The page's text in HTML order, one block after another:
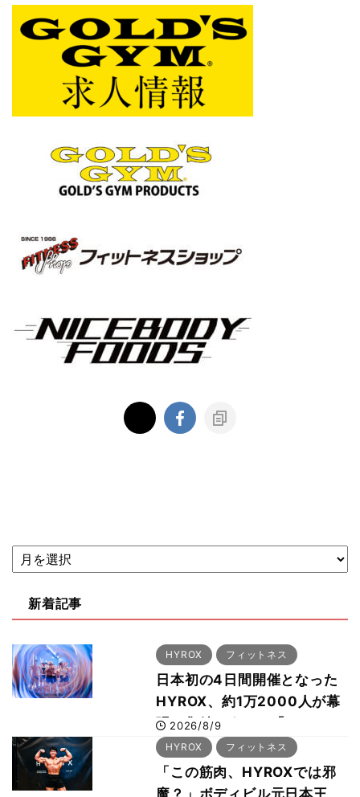
新着記事
HYROX フィットネス
日本初の4日間開催となった
HYROX、約1万2000人が幕
張に集結 すでに「2028、
29年の大会も準備」
2026/8/9
HYROX フィットネス
「この筋肉、HYROXでは邪
魔？」ボディビル元日本王